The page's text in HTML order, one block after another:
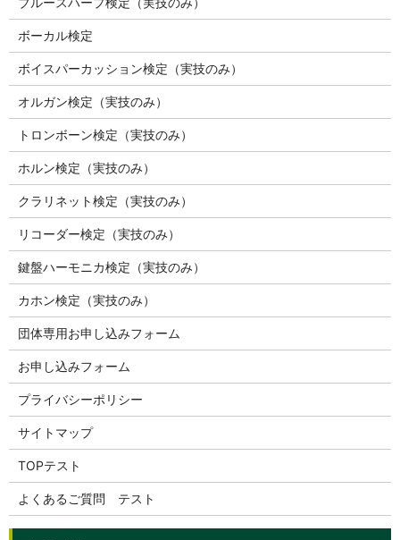
ボーカル検定
ボイスパーカッション検定（実技のみ）
オルガン検定（実技のみ）
トロンボーン検定（実技のみ）
ホルン検定（実技のみ）
クラリネット検定（実技のみ）
リコーダー検定（実技のみ）
鍵盤ハーモニカ検定（実技のみ）
カホン検定（実技のみ）
団体専用お申し込みフォーム
お申し込みフォーム
プライバシーポリシー
サイトマップ
TOPテスト
よくあるご質問 テスト